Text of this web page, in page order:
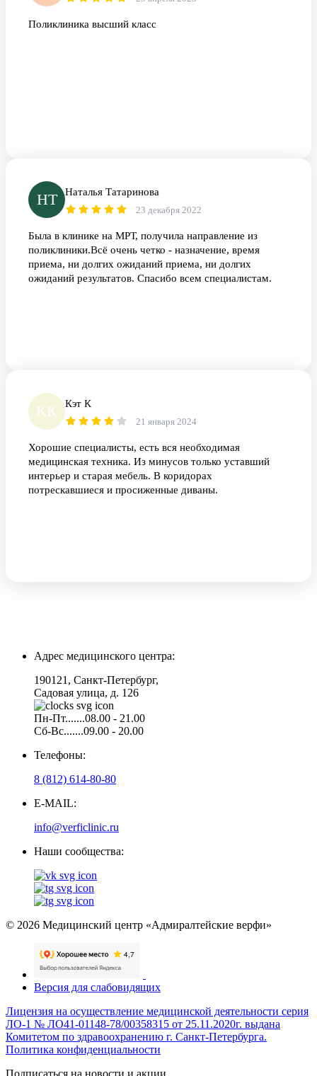
Поликлиника высший класс
НТ Наталья Татаринова
23 декабря 2022
Была в клинике на МРТ, получила направление из
поликлиники.Всё очень четко - назначение, время
приема, ни долгих ожиданий приема, ни долгих
ожиданий результатов. Спасибо всем специалистам.
КК Кэт К
21 января 2024
Хорошие специалисты, есть вся необходимая
медицинская техника. Из минусов только уставший
интерьер и старая мебель. В коридорах
потрескавшиеся и просиженные диваны.
Адрес медицинского центра:
190121, Санкт-Петербург,
Садовая улица, д. 126
Пн-Пт.......08.00 - 21.00
Сб-Вс.......09.00 - 20.00
Телефоны:
8 (812) 614-80-80
E-MAIL:
info@verficlinic.ru
Наши сообщества:
© 2026 Медицинский центр «Адмиралтейские верфи»
Версия для слабовидящих
Лицензия на осуществление медицинской деятельности серия
ЛО-1 № ЛО41-01148-78/00358315 от 25.11.2020г. выдана
Комитетом по здравоохранению г. Санкт-Петербурга.
Политика конфиденциальности